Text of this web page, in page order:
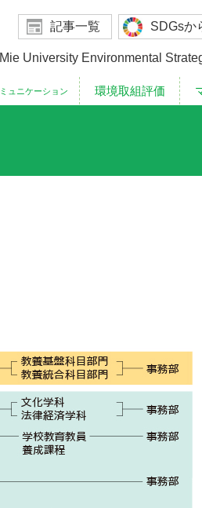
記事一覧 SDGsか
Mie University Environmental